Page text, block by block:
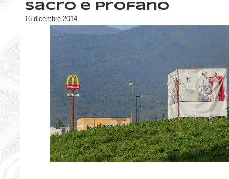
Sacro e profano
16 dicembre 2014